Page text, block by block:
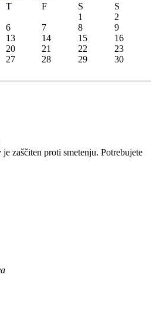
T F S
S
1
2
6 7 8
9
13 14 15
16
20 21 22
23
27 28 29
30
je zaščiten proti smetenju. Potrebujete